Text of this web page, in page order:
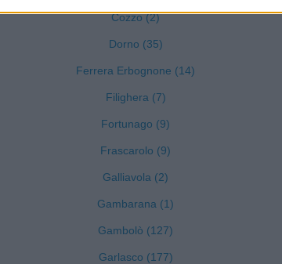
Cozzo (2)
Dorno (35)
Ferrera Erbognone (14)
Filighera (7)
Fortunago (9)
Frascarolo (9)
Galliavola (2)
Gambarana (1)
Gambolò (127)
Garlasco (177)